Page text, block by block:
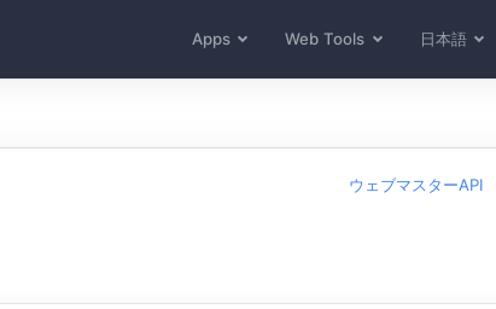
Apps Web Tools 日本語
ウェブマスターAPI